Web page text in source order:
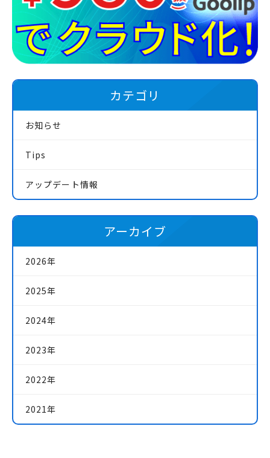
カテゴリ
お知らせ
Tips
アップデート情報
アーカイブ
2026年
2025年
2024年
2023年
2022年
2021年